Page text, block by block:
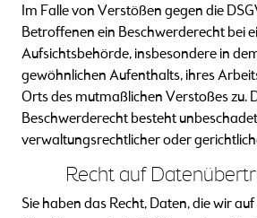
Im Falle von Verstößen gegen die
Betroffenen ein Beschwerderecht bei
Aufsichtsbehörde, insbesondere in
gewöhnlichen Aufenthalts, ihres
Orts des mutmaßlichen Verstoßes zu.
Beschwerderecht besteht
verwaltungsrechtlicher oder
Recht auf
Sie haben das Recht, Daten, die wir